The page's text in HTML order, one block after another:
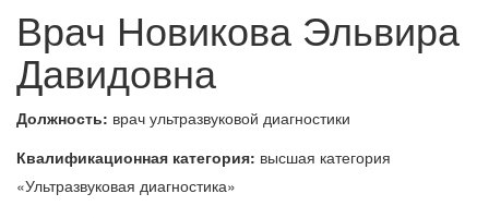
Врач Новикова Эльвира
Давидовна
Должность: врач ультразвуковой диагностики
Квалификационная категория: высшая категория
«Ультразвуковая диагностика»